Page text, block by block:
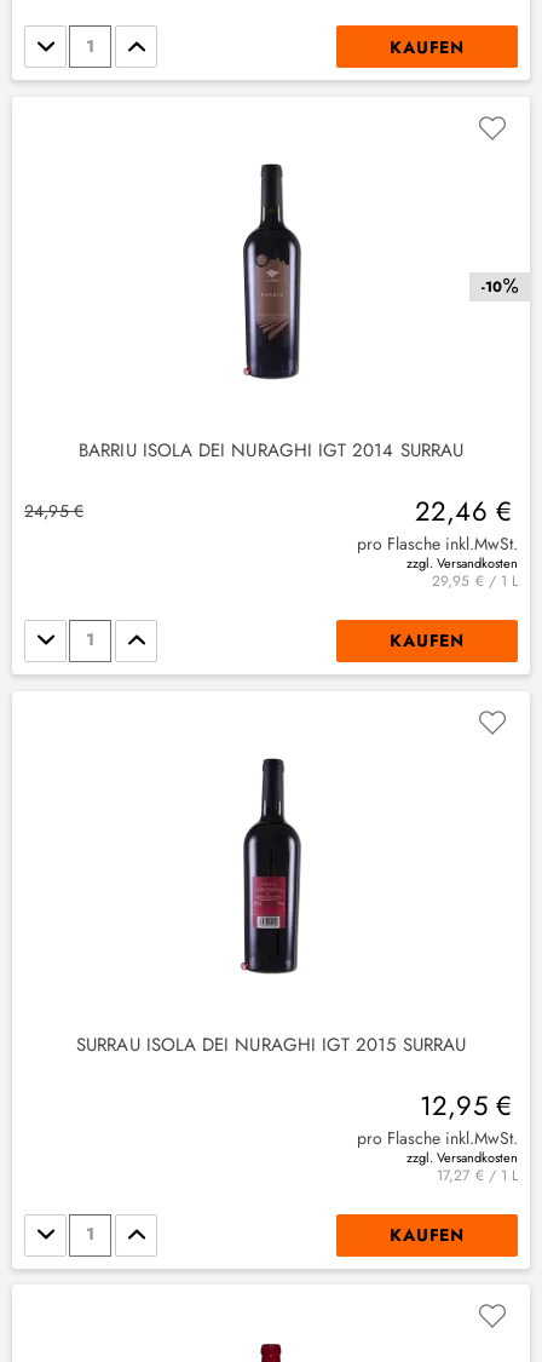
(1) Stückzahl KAUFEN
-10
BARRIU ISOLA DEI NURAGHI IGT 2014 SURRAU
22,46 €
24,95 €
pro Flasche inkl.MwSt.
zzgl. Versandkosten
29,95 € / 1 L
Stückzahl KAUFEN
SURRAU ISOLA DEI NURAGHI IGT 2015 SURRAU
12,95 €
pro Flasche inkl.MwSt.
zzgl. Versandkosten
17,27 € / 1 L
Stückzahl KAUFEN